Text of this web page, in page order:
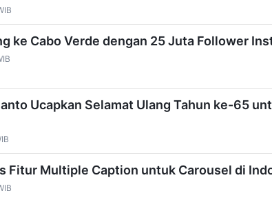
ke Cabo Verde dengan 25 Juta Follower
Ucapkan Selamat Ulang Tahun ke-65
Fitur Multiple Caption untuk Carousel di